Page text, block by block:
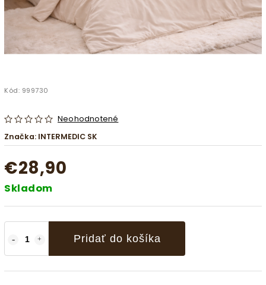
Kód: 999730
Neohodnotené
Značka: INTERMEDIC SK
€28,90
Skladom
Pridať do košíka